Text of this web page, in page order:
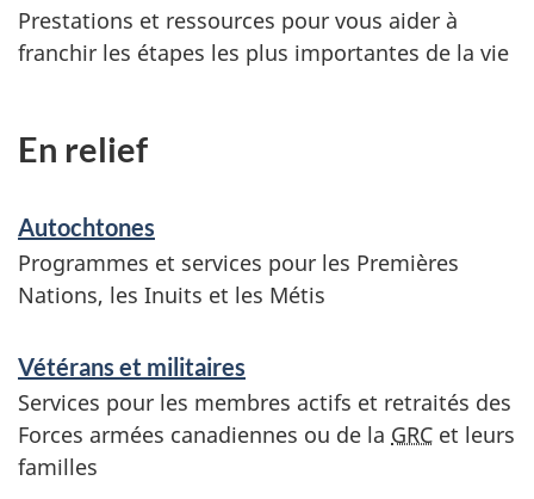
Prestations et ressources pour vous aider à
franchir les étapes les plus importantes de la vie
En relief
Autochtones
Programmes et services pour les Premières
Nations, les Inuits et les Métis
Vétérans et militaires
Services pour les membres actifs et retraités des
Forces armées canadiennes ou de la GRC et leurs
familles